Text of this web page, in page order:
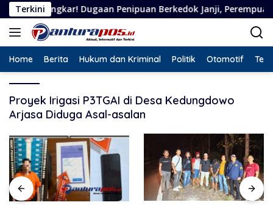
Langsung
ke
konten
Terkini
Dugaan Penipuan Berkedok Janji, Perempuan Asal
Home Berita Hukum dan Kriminal Politik Otomotif
Proyek Irigasi P3TGAI di Desa Kedungdowo
Arjasa Diduga Asal-asalan